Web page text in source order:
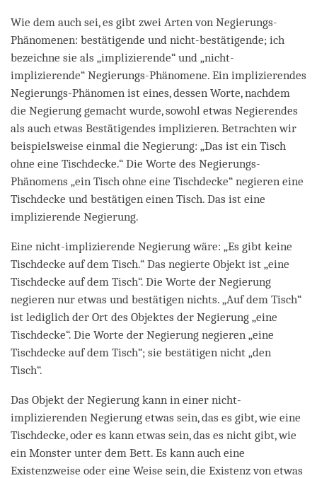
Wie dem auch sei, es gibt zwei Arten von Negierungs-
Phänomenen: bestätigende und nicht-bestätigende; ich
bezeichne sie als „implizierende“ und „nicht-
implizierende“ Negierungs-Phänomene. Ein implizierendes
Negierungs-Phänomen ist eines, dessen Worte, nachdem
die Negierung gemacht wurde, sowohl etwas Negierendes
als auch etwas Bestätigendes implizieren. Betrachten wir
beispielsweise einmal die Negierung: „Das ist ein Tisch
ohne eine Tischdecke.“ Die Worte des Negierungs-
Phänomens „ein Tisch ohne eine Tischdecke“ negieren eine
Tischdecke und bestätigen einen Tisch. Das ist eine
implizierende Negierung.
Eine nicht-implizierende Negierung wäre: „Es gibt keine
Tischdecke auf dem Tisch.“ Das negierte Objekt ist „eine
Tischdecke auf dem Tisch“. Die Worte der Negierung
negieren nur etwas und bestätigen nichts. „Auf dem Tisch“
ist lediglich der Ort des Objektes der Negierung „eine
Tischdecke“. Die Worte der Negierung negieren „eine
Tischdecke auf dem Tisch“; sie bestätigen nicht „den
Tisch“.
Das Objekt der Negierung kann in einer nicht-
implizierenden Negierung etwas sein, das es gibt, wie eine
Tischdecke, oder es kann etwas sein, das es nicht gibt, wie
ein Monster unter dem Bett. Es kann auch eine
Existenzweise oder eine Weise sein, die Existenz von etwas